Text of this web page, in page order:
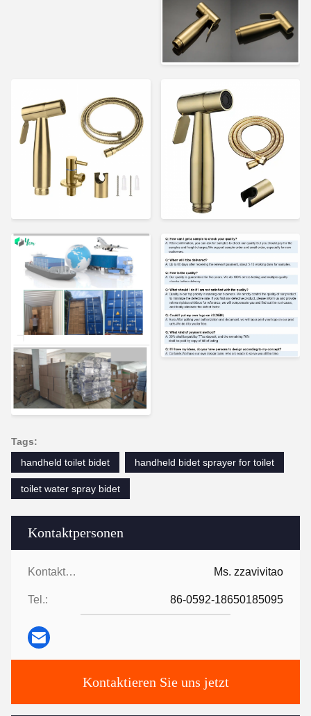
Kontaktpersonen
Kontaktpersonen: Ms. zzavivitao
Tel.: 86-0592-18650185095
Kontaktieren Sie uns jetzt
Tags:
handheld toilet bidet
handheld bidet sprayer for toilet
toilet water spray bidet